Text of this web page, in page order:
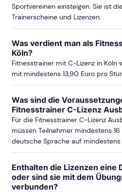
Sportvereinen einsteigen. Sie ist
Trainerscheine und Lizenzen.
Was verdient man als
Köln?
Fitnesstrainer mit C-Lizenz in Köln
mit mindestens 13,90 Euro pro
Was sind die
Fitnesstrainer C-Lizenz
Für die Fitnesstrainer C-Lizenz
müssen Teilnehmer mindestens
deutsche Sprache auf
Enthalten die Lizenzen eine
oder sind sie mit dem
verbunden?